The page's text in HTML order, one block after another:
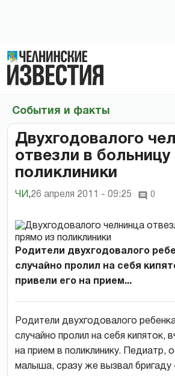
События и факты
Двухгодовалого
отвезли в больницу
поликлиники
ЧИ ,26 апреля 2011 - 09:25 0
Родители двухгодовалого
случайно пролил на себя
привели его на прием...
Родители двухгодовалого
случайно пролил на себя кипяток,
на прием в поликлинику. Педиатр,
малыша, сразу же вызвал бригаду